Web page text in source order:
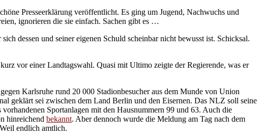
Presseerklärung veröffentlicht. Es ging um Jugend, Nachwuchs und
ignorieren die sie einfach. Sachen gibt es …
dessen und seiner eigenen Schuld scheinbar nicht bewusst ist. Schicksal.
vor einer Landtagswahl. Quasi mit Ultimo zeigte der Regierende, was er
Karlsruhe rund 20 000 Stadionbesucher aus dem Munde von Union
geklärt sei zwischen dem Land Berlin und den Eisernen. Das NLZ soll seine
Sportanlagen mit den Hausnummern 99 und 63. Auch die
hinreichend bekannt. Aber dennoch wurde die Meldung am Tag nach dem
endlich amtlich.